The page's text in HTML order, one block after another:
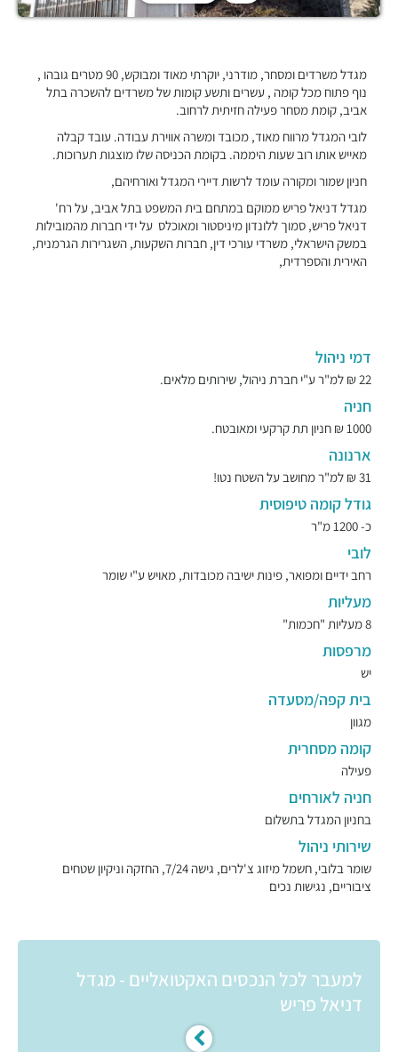
מגדל משרדים ומסחר, מודרני, יוקרתי מאוד ומבוקש, 90 מטרים גובהו ,
נוף פתוח מכל קומה , עשרים ותשע קומות של משרדים להשכרה בתל
אביב, קומת מסחר פעילה חזיתית לרחוב.
לובי המגדל מרווח מאוד, מכובד ומשרה אווירת עבודה. עובד קבלה
מאייש אותו רוב שעות היממה. בקומת הכניסה שלו מוצגות תערוכות.
חניון שמור ומקורה עומד לרשות דיירי המגדל ואורחיהם,
מגדל דניאל פריש ממוקם במתחם בית המשפט בתל אביב, על רח'
דניאל פריש, סמוך ללונדון מיניסטור ומאוכלס על ידי חברות מהמובילות
במשק הישראלי, משרדי עורכי דין, חברות השקעות, השגרירות הגרמנית,
האירית והספרדית,
דמי ניהול
22 ₪ למ"ר ע"י חברת ניהול, שירותים מלאים.
חניה
1000 ₪ חניון תת קרקעי ומאובטח.
ארנונה
31 ₪ למ"ר מחושב על השטח נטו!
גודל קומה טיפוסית
כ- 1200 מ"ר
לובי
רחב ידיים ומפואר, פינות ישיבה מכובדות, מאויש ע"י שומר
מעליות
8 מעליות "חכמות"
מרפסות
יש
בית קפה/מסעדה
מגוון
קומה מסחרית
פעילה
חניה לאורחים
בחניון המגדל בתשלום
שירותי ניהול
שומר בלובי, חשמל מיזוג צ'לרים, גישה 7/24, החזקה וניקיון שטחים
ציבוריים, נגישות נכים
למעבר לכל הנכסים האקטואליים - מגדל
דניאל פריש